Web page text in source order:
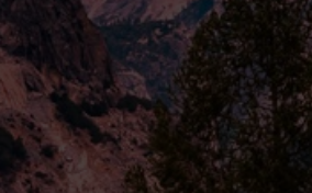
Политика конфиденциальности
Доставка
Уход за изделиями